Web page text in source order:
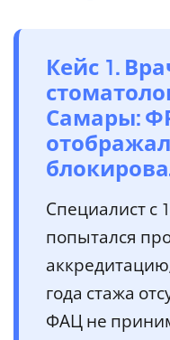
Кейс 1.
Самары:
Специалист с
попытался
года стажа
ФАЦ не